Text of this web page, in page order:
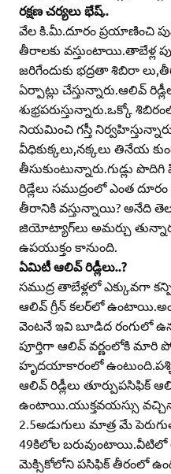
రక్షణ చర్యలు భేష్‌..
వేల కి.మీ.దూరం ప్రయాణించి
తీరాలకు వస్తుంటాయి.తాబేళ్ల
జరిగేందుకు భద్రతా శిబిరా
ఏర్పాట్లు చేస్తున్నారు.ఆలివ్‌
శుభ్రపరుస్తున్నారు.ఒక్కో
నియమించి గస్తీ
వీధికుక్కలు,నక్కలు తినేయ
తీసుకుంటున్నారు.గుడ్లు
రిడ్లేలు సముద్రంలో ఎంత
తీరానికి వస్తున్నాయి? అనేది
జియోట్యాగ్‌లు అమర్చు
ఉపయుక్తం కానుంది.
ఏమిటీ ఆలివ్‌ రిడ్లీలు..?
సముద్ర తాబేళ్లలో ఎక్కువగా
ఆలివ్‌ గ్రీన్‌ కలర్‌లో
వెంటనే ఇవి బూడిద రంగులో
పూర్తిగా ఆలివ్‌ వర్ణంలోకి మారి
హృదయాకారంలో
ఆలివ్‌ రిడ్లీలు తూర్పుపసిఫిక్‌
ఉంటాయి.యుక్తవయస్సు
2.5అడుగులు మాత్ర మే
49కిలోల బరువుంటాయి.వీటిలో
మెక్సికోలోని పసిఫిక్‌ తీరంలో